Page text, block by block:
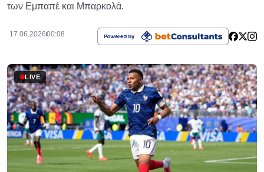
των Εμπαπέ και Μπαρκολά.
17.06.202600:08
LIVE